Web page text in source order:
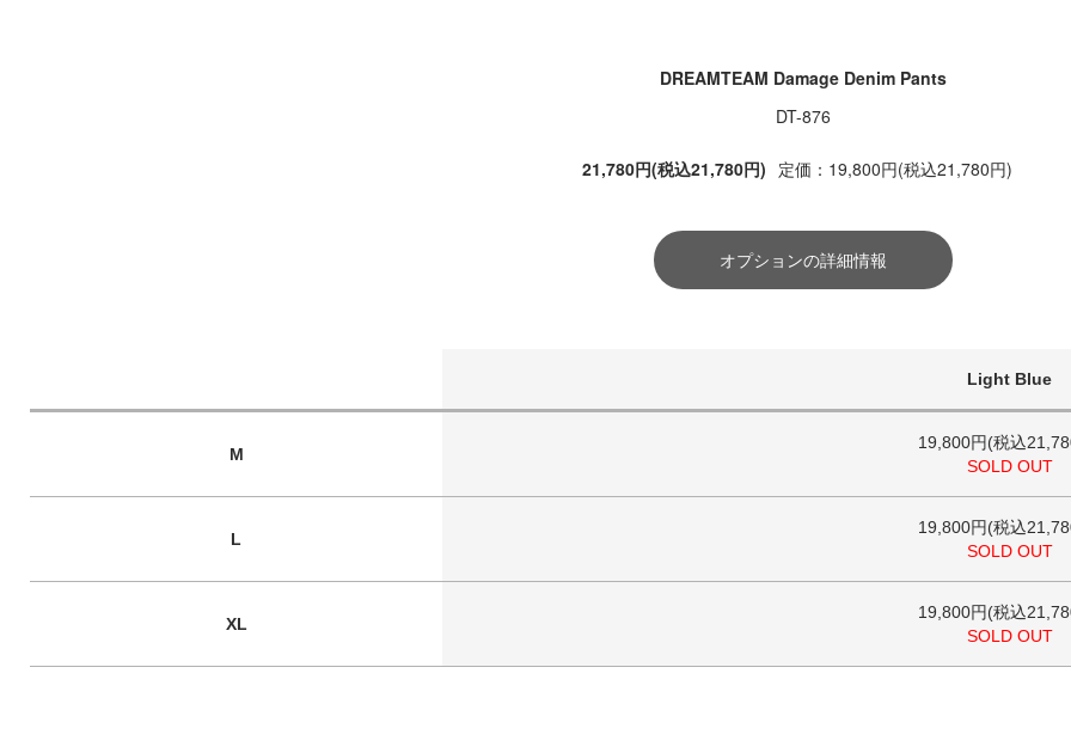
DREAMTEAM Damage Denim Pants
DT-876
21,780円(税込21,780円) 定価：19,800円(税込21,780円)
オプションの詳細情報
Light Blue
M
19,800円(税込
SOLD OUT
L
19,800円(税込
SOLD OUT
XL
19,800円(税込
SOLD OUT